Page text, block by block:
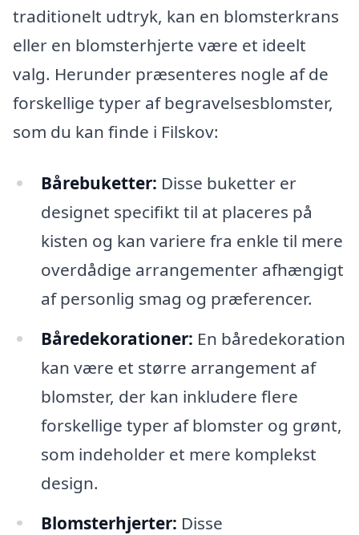
traditionelt udtryk, kan en blomsterkrans
eller en blomsterhjerte være et ideelt
valg. Herunder præsenteres nogle af de
forskellige typer af begravelsesblomster,
som du kan finde i Filskov:
Bårebuketter: Disse buketter er
designet specifikt til at placeres på
kisten og kan variere fra enkle til mere
overdådige arrangementer afhængigt
af personlig smag og præferencer.
Båredekorationer: En båredekoration
kan være et større arrangement af
blomster, der kan inkludere flere
forskellige typer af blomster og grønt,
som indeholder et mere komplekst
design.
Blomsterhjerter: Disse